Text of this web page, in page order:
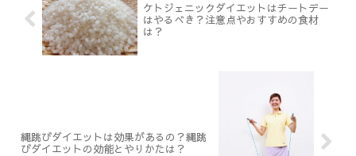
ケトジェニックダイエットはチートデー
はやるべき？注意点やおすすめの食材
は？
縄跳びダイエットは効果があるの？縄跳
びダイエットの効能とやりかたは？